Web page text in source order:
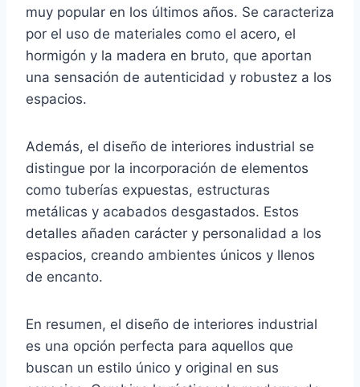
muy popular en los últimos años. Se caracteriza
por el uso de materiales como el acero, el
hormigón y la madera en bruto, que aportan
una sensación de autenticidad y robustez a los
espacios.
Además, el diseño de interiores industrial se
distingue por la incorporación de elementos
como tuberías expuestas, estructuras
metálicas y acabados desgastados. Estos
detalles añaden carácter y personalidad a los
espacios, creando ambientes únicos y llenos
de encanto.
En resumen, el diseño de interiores industrial
es una opción perfecta para aquellos que
buscan un estilo único y original en sus